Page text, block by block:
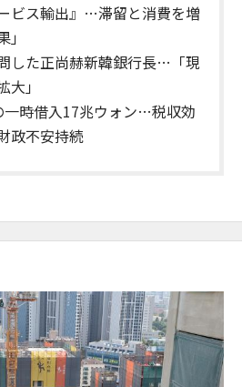
ビス輸出』…滞留と消費を増
した正尚赫新韓銀行長…「現
」
一時借入17兆ウォン…税収効
政不安持続